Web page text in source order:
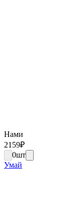
Нами
2159₽
0шт
Умай